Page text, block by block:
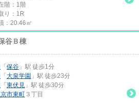
階：1階
り：1R
：20.46㎡
谷Ｂ棟
「 保谷 」駅 徒歩1分
「 大泉学園 」駅 徒歩23分
「 東伏見 」駅 徒歩30分
市東町 ３丁目